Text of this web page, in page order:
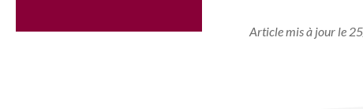
Article mis à jour le